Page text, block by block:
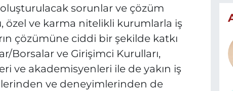
sorunlar ve çözüm
özel ve karma nitelikli kurumlarla iş
çözümüne ciddi bir şekilde katkı
Borsalar ve Girişimci Kurulları,
ve akademisyenleri ile de yakın iş
ve deneyimlerinden de